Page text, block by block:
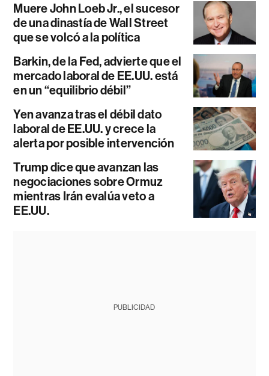
Muere John Loeb Jr., el sucesor
de una dinastía de Wall Street
que se volcó a la política
Barkin, de la Fed, advierte que el
mercado laboral de EE.UU. está
en un “equilibrio débil”
Yen avanza tras el débil dato
laboral de EE.UU. y crece la
alerta por posible intervención
Trump dice que avanzan las
negociaciones sobre Ormuz
mientras Irán evalúa veto a
EE.UU.
PUBLICIDAD